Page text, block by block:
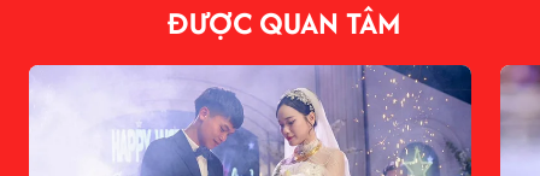
ĐƯỢC QUAN TÂM